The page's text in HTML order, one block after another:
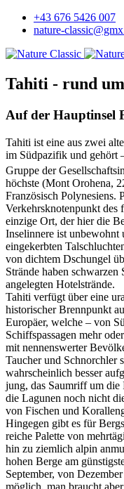
+43 676 5426 007
nature-
Tahiti - rund
Auf der Hauptinsel
Tahiti ist eine aus zwei
im Südpazifik und gehört
Gruppe der
höchste (Mont Orohena,
Französisch Polynesiens.
Verkehrsknotenpunkt des
einzige Ort, der hier die
Inselinnere ist unbewohnt
eingekerbten
von dichtem Dschungel
Strände haben
angelegten Hotelstrände.
Tahiti verfügt über eine
historischer Brennpunkt
Europäer, welche – von
Schiffspassagen mehr
mit nennenswerter
Taucher und Schnorchler
wahrscheinlich besser
jung, das Saumriff um die
die Lagunen noch nicht
von Fischen und
Hingegen gibt es für
reiche Palette von
hin zu ziemlich alpin
hohen Berge am
September, von
möglich, man braucht